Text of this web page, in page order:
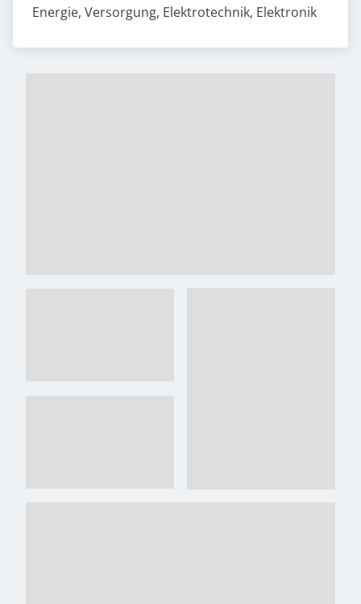
Energie, Versorgung, Elektrotechnik, Elektronik